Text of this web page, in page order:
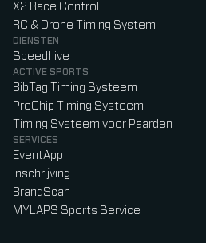
X2 Race Control
RC & Drone Timing System
DIENSTEN
Speedhive
ACTIVE SPORTS
BibTag Timing Systeem
ProChip Timing Systeem
Timing Systeem voor Paarden
SERVICES
EventApp
Inschrijving
BrandScan
MYLAPS Sports Service